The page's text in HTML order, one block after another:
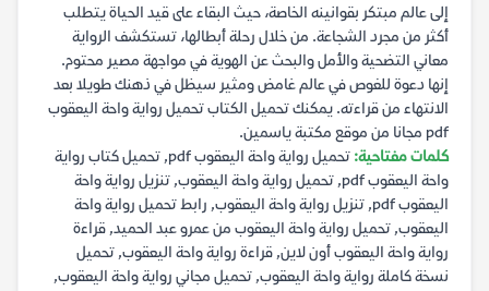
إلى عالم مبتكر بقوانينه الخاصة، حيث البقاء على قيد الحياة يتطلب
أكثر من مجرد الشجاعة. من خلال رحلة أبطالها، تستكشف الرواية
معاني التضحية والأمل والبحث عن الهوية في مواجهة مصير محتوم.
إنها دعوة للغوص في عالم غامض ومثير سيظل في ذهنك طويلا بعد
الانتهاء من قراءته. يمكنك تحميل الكتاب تحميل رواية واحة اليعقوب
pdf مجانا من موقع مكتبة ياسمين.
كلمات مفتاحية:
تحميل رواية واحة اليعقوب pdf, تحميل كتاب رواية
واحة اليعقوب pdf, تحميل رواية واحة اليعقوب, تنزيل رواية واحة
اليعقوب pdf, تنزيل رواية واحة اليعقوب, رابط تحميل رواية واحة
اليعقوب, تحميل رواية واحة اليعقوب من عمرو عبد الحميد, قراءة
رواية واحة اليعقوب أون لاين, قراءة رواية واحة اليعقوب, تحميل
نسخة كاملة رواية واحة اليعقوب, تحميل مجاني رواية واحة اليعقوب,